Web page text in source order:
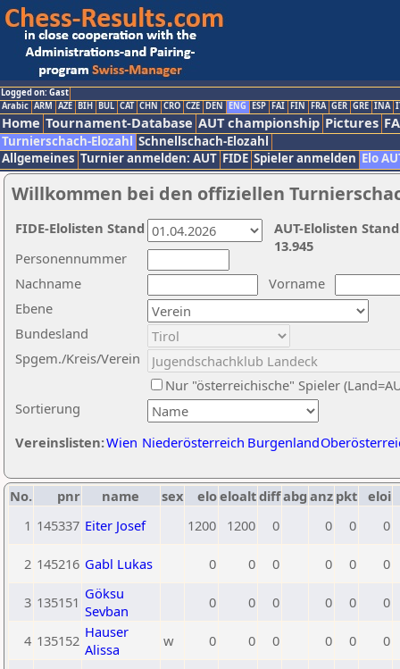
Logged on: Gast
Arabic ARM AZE BIH BUL CAT CHN CRO CZE DEN ENG ESP FAI FIN FRA GER GRE INA
Home Tournament-Database AUT championship Pictures
Turnierschach-Elozahl Schnellschach-Elozahl
Allgemeines Turnier anmelden: AUT FIDE Spieler anmelden Elo
Willkommen bei den offiziellen
Nachname
Vorname
Ebene
Sortierung
Personennummer
Bundesland
Spgem./Kreis/Verein
Nur "österreichische" Spieler
Vereinslisten:Wien Niederösterreich Burgenland
AUT-Elolisten
13.945
FIDE-Elolisten Stand
No. pnr name sex eloeloaltdiffabg anz pkt eloi
1 145337 Eiter Josef 1200 1200 0 0 0 0
2 145216 Gabl Lukas 0 0 0 0 0 0
3 135151 Göksu
Sevban
0 0 0 0 0 0
4 135152 Hauser
Alissa
w 0 0 0 0 0 0